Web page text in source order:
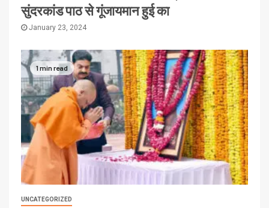
सुंदरकांड पाठ से गूंजायमान हुई का
January 23, 2024
1 min read
UNCATEGORIZED